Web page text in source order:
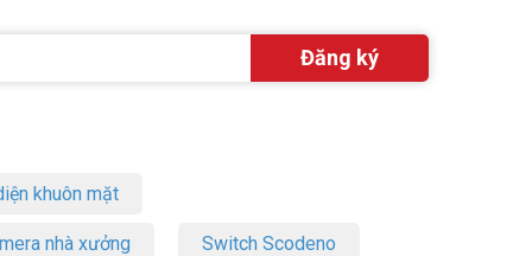
khuôn mặt
nhà xưởng Switch Scodeno